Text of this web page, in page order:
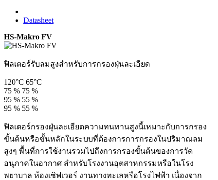
Datasheet
HS-Makro FV
ฟิลเตอร์รับลมสูงสำหรับการกรองฝุ่นละเอียด
120°C 65°C
75 % 75 %
95 % 55 %
95 % 55 %
ฟิลเตอร์กรองฝุ่นละเอียดความทนทานสูงนี้เหมาะกับการกรอง
ขั้นต้นหรือขั้นหลักในระบบที่ต้องการการกรองในปริมาณลม
สูงๆ พื้นที่การใช้งานรวมไปถึงการกรองขั้นต้นของการวัด
อนุภาคในอากาศ สำหรับโรงงานอุตสาหกรรมหรือในโรง
พยาบาล ห้องเซิฟเวอร์ งานทางทะเลหรือโรงไฟฟ้า เนื่องจาก